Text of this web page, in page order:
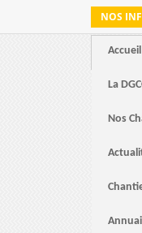
NOS
Accueil
La
Nos